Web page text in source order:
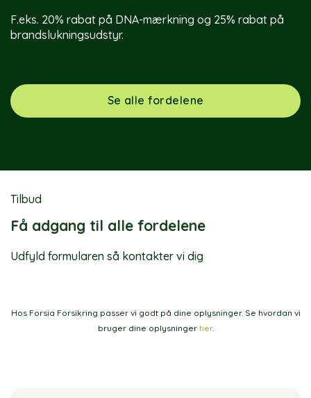
F.eks. 20% rabat på DNA-mærkning og 25% rabat på
brandslukningsudstyr.
Se alle fordelene
Tilbud
Få adgang til alle fordelene
Udfyld formularen så kontakter vi dig
Hos Forsia Forsikring passer vi godt på dine oplysninger. Se hvordan vi
bruger dine oplysninger her.